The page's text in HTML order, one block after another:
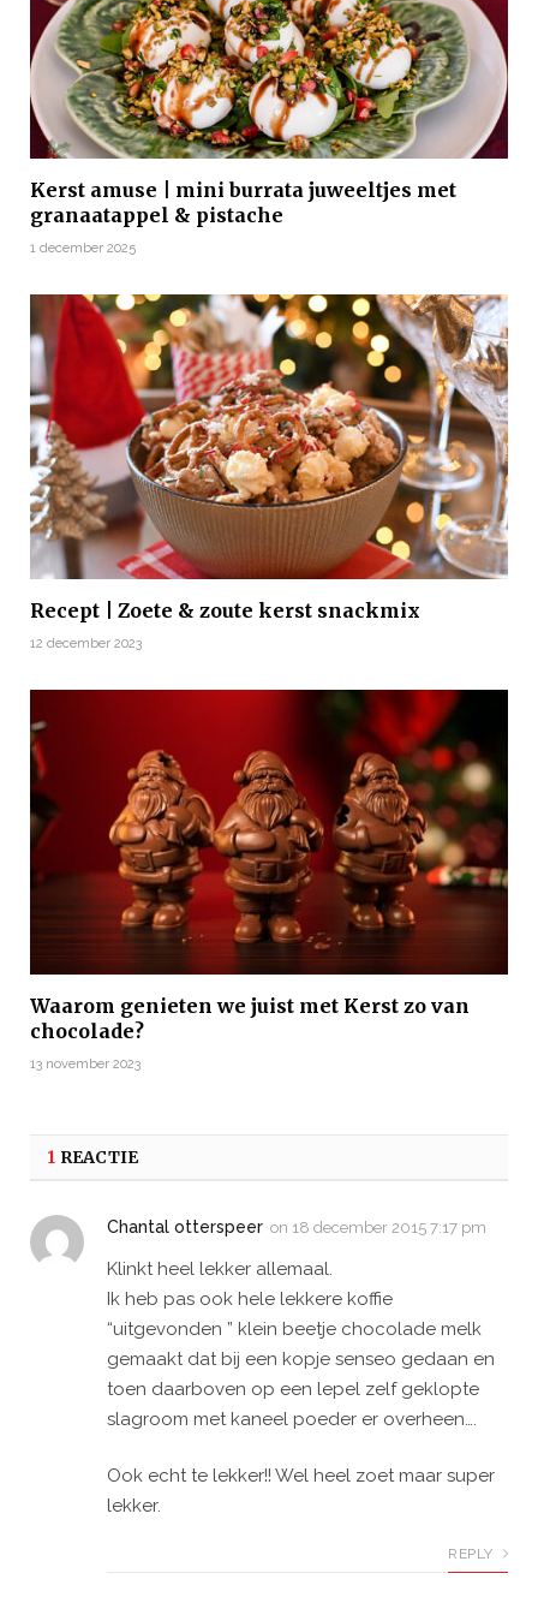
Kerst amuse | mini burrata juweeltjes met
granaatappel & pistache
1 december 2025
Recept | Zoete & zoute kerst snackmix
12 december 2023
Waarom genieten we juist met Kerst zo van
chocolade?
13 november 2023
1 REACTIE
Chantal otterspeer on 18 december 2015 7:17 pm
Klinkt heel lekker allemaal.
Ik heb pas ook hele lekkere koffie
“uitgevonden ” klein beetje chocolade melk
gemaakt dat bij een kopje senseo gedaan en
toen daarboven op een lepel zelf geklopte
slagroom met kaneel poeder er overheen….
Ook echt te lekker!! Wel heel zoet maar super
lekker.
REPLY